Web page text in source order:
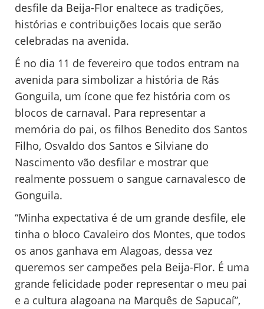
desfile da Beija-Flor enaltece as tradições,
histórias e contribuições locais que serão
celebradas na avenida.
É no dia 11 de fevereiro que todos entram na
avenida para simbolizar a história de Rás
Gonguila, um ícone que fez história com os
blocos de carnaval. Para representar a
memória do pai, os filhos Benedito dos Santos
Filho, Osvaldo dos Santos e Silviane do
Nascimento vão desfilar e mostrar que
realmente possuem o sangue carnavalesco de
Gonguila.
“Minha expectativa é de um grande desfile, ele
tinha o bloco Cavaleiro dos Montes, que todos
os anos ganhava em Alagoas, dessa vez
queremos ser campeões pela Beija-Flor. É uma
grande felicidade poder representar o meu pai
e a cultura alagoana na Marquês de Sapucaí”,